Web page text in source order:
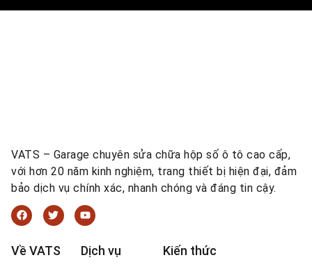
VATS – Garage chuyên sửa chữa hộp số ô tô cao cấp,
với hơn 20 năm kinh nghiệm, trang thiết bị hiện đại, đảm
bảo dịch vụ chính xác, nhanh chóng và đáng tin cậy.
Về VATS Dịch vụ Kiến thức